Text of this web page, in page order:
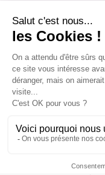
BILLETTERIE
APPLICATION SAXV
BOUTIQUE
ABONNEMENTS